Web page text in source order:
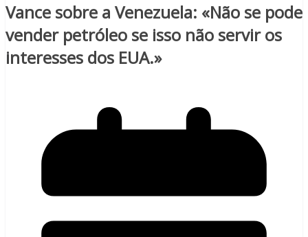
Vance sobre a Venezuela: «Não se pode
vender petróleo se isso não servir os
interesses dos EUA.»